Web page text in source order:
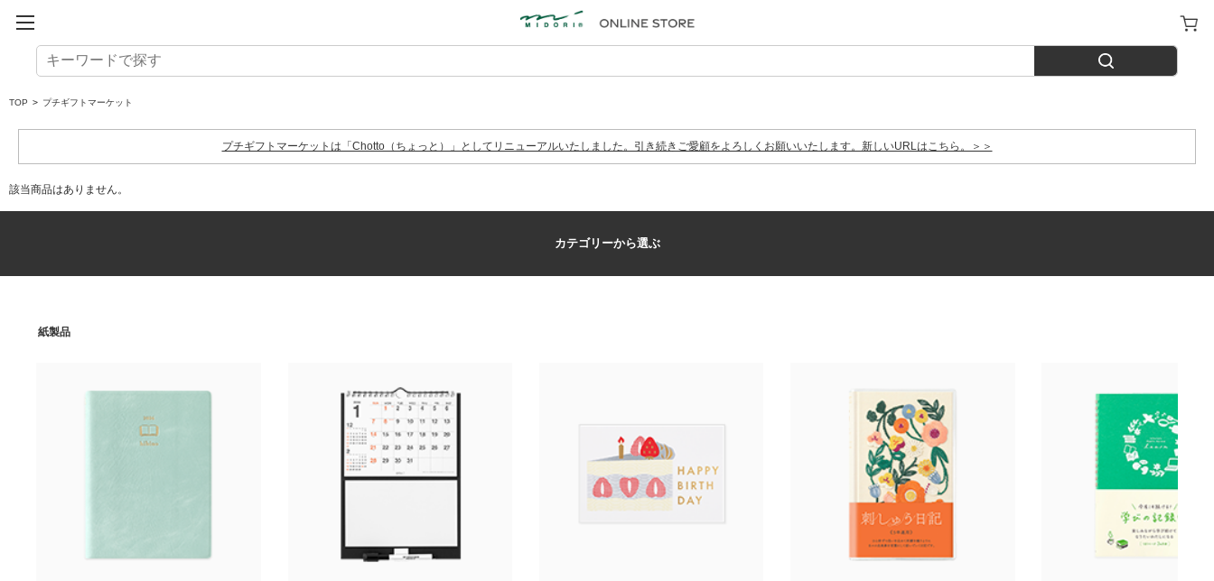
TOP > プチギフトマーケット
プチギフトマーケットは「Chotto（ちょっと）」としてリニューアルいたしました。引き続きご愛顧をよろしくお願いいたします。新しいURLはこちら。＞＞
該当商品はありません。
カテゴリーから選ぶ
紙製品